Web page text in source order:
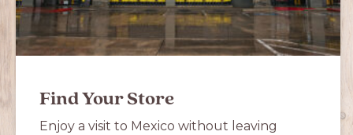
Find Your Store
Enjoy a visit to Mexico without leaving